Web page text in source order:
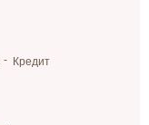
Кредит